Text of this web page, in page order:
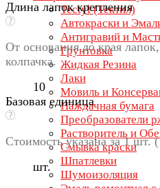
Tectyl (Тектил)
Автокраски и
Антигравий и
Грунтовка
Жидкая Резина
Лаки
Мовиль и
Наждачная бумага
Преобразователи
Растворитель и
Смывка краски
Шпатлевки
Шумоизоляция
Длина лапок крепления
От основания до края
колпачка.
10
Базовая единица
Стоимость указана за 1 шт.
шт.